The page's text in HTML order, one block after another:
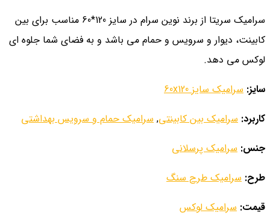
سرامیک سریتا از برند نوین سرام در سایز 120*60 مناسب برای بین
کابینت، دیوار و سرویس و حمام می باشد و به فضای شما جلوه ای
لوکس می دهد.
سایز: سرامیک سایز 60x120
کاربرد: سرامیک بین کابینتی, سرامیک حمام و سرویس بهداشتی
جنس: سرامیک پرسلانی
طرح: سرامیک طرح سنگ
قیمت: سرامیک لوکس